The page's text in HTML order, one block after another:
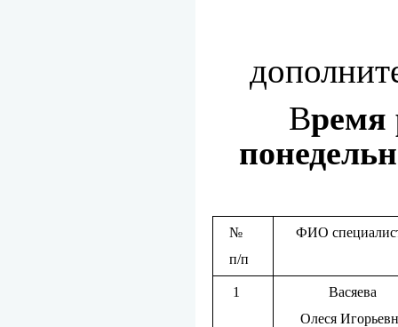
Время
№
п/п
ФИО
1
Васяева
Олеся